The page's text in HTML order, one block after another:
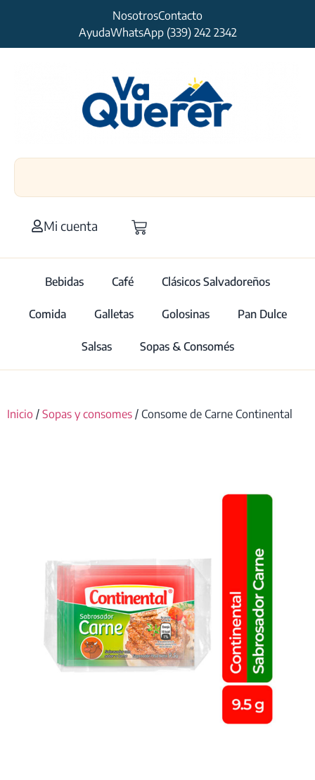
NosotrosContacto
AyudaWhatsApp (339) 242 2342
Mi cuenta
Bebidas Café Clásicos Salvadoreños
Comida Galletas Golosinas Pan Dulce
Salsas Sopas & Consomés
Inicio / Sopas y consomes / Consome de Carne Continental